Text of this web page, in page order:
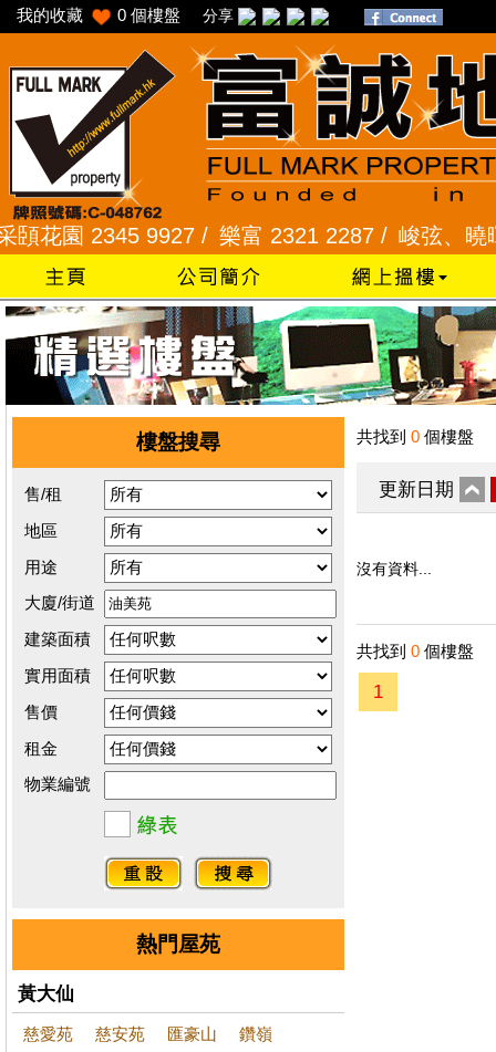
我的收藏 0 個樓盤 分享
園 2345 9927 /樂富 2321 2287 /峻弦、曉暉花
樓盤搜尋
售/租
地區
用途
大廈/街道
建築面積
實用面積
售價
租金
物業編號
熱門屋苑
黃大仙
慈愛苑 慈安苑 匯豪山
鑽嶺
共找到 0 個樓盤
更新日期
沒有資料...
共找到 0 個樓盤
1